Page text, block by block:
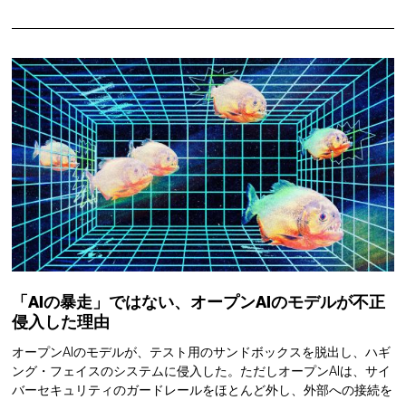
「AIの暴走」ではない、オープンAIのモデルが不正
侵入した理由
オープンAIのモデルが、テスト用のサンドボックスを脱出し、ハギ
ング・フェイスのシステムに侵入した。ただしオープンAIは、サイ
バーセキュリティのガードレールをほとんど外し、外部への接続を